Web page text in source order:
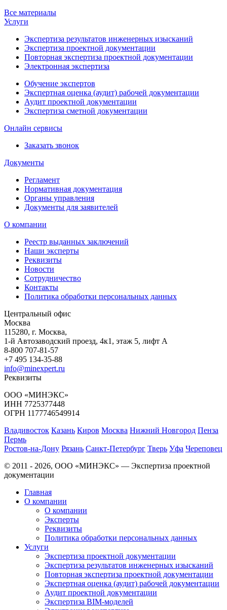
Все материалы
Услуги
Экспертиза результатов инженерных изысканий
Экспертиза проектной документации
Повторная экспертиза проектной документации
Электронная экспертиза
Обучение экспертов
Экспертная оценка (аудит) рабочей документации
Аудит проектной документации
Экспертиза сметной документации
Онлайн сервисы
Заказать звонок
Документы
Регламент
Нормативная документация
Органы управления
Документы для заявителей
О компании
Реестр выданных заключений
Наши эксперты
Реквизиты
Новости
Сотрудничество
Контакты
Политика обработки персональных данных
Центральный офис
Москва
115280, г. Москва,
1-й Автозаводский проезд, 4к1, этаж 5, лифт А
8-800 707-81-57
+7 495 134-35-88
info@minexpert.ru
Реквизиты
ООО «МИНЭКС»
ИНН 7725377448
ОГРН 1177746549914
Владивосток Казань Киров Москва Нижний Новгород Пенза
Пермь
Ростов-на-Дону Рязань Санкт-Петербург Тверь Уфа Череповец
© 2011 - 2026, ООО «МИНЭКС» — Экспертиза проектной
документации
Главная
О компании
О компании
Эксперты
Реквизиты
Политика обработки персональных данных
Услуги
Экспертиза проектной документации
Экспертиза результатов инженерных изысканий
Повторная экспертиза проектной документации
Экспертная оценка (аудит) рабочей документации
Аудит проектной документации
Экспертиза BIM-моделей